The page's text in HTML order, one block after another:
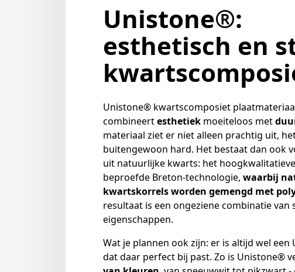
Unistone®:
esthetisch en
Unistone® kwartscomposiet
combineertesthetiek moeiteloos met
materiaal ziet er niet alleen prachtig uit,
buitengewoon hard. Het bestaat dan ook
uit natuurlijke kwarts: het
beproefde Breton-technologie, waarbij
kwartskorrels worden gemengd met
resultaat is een ongeziene combinatie van
eigenschappen.
Wat je plannen ook zijn: er is altijd wel
dat daar perfect bij past. Zo is Unistone®